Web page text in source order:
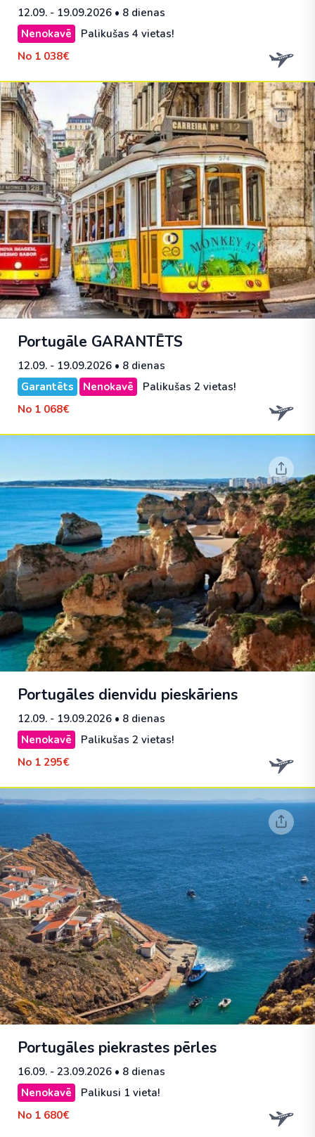
12.09. - 19.09.2026 • 8 dienas
Nenokavē
Palikušas 4 vietas!
No 1 038€
Portugāle GARANTĒTS
12.09. - 19.09.2026 • 8 dienas
Garantēts
Nenokavē
Palikušas 2 vietas!
No 1 068€
Portugāles dienvidu pieskāriens
12.09. - 19.09.2026 • 8 dienas
Nenokavē
Palikušas 2 vietas!
No 1 295€
Portugāles piekrastes pērles
16.09. - 23.09.2026 • 8 dienas
Nenokavē
Palikusi 1 vieta!
No 1 680€